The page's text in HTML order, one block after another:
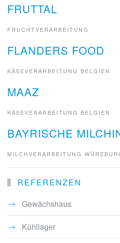
FRUTTAL
FRUCHTVERARBEITUNG
FLANDERS FOOD
KÄSEVERARBEITUNG BELGIEN
MAAZ
KÄSEVERARBEITUNG BELGIEN
BAYRISCHE
MILCHVERARBEITUNG
REFERENZEN
Gewächshaus
Kühllager